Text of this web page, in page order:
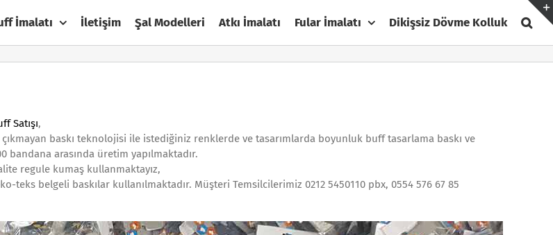
İmalatı İletişim Şal Modelleri Atkı İmalatı Fular İmalatı Dikişsiz Dövme Kolluk
Satışı,
baskı teknolojisi ile istediğiniz renklerde ve tasarımlarda boyunluk buff tasarlama baskı ve
bandana arasında üretim yapılmaktadır.
regule kumaş kullanmaktayız,
teks belgeli baskılar kullanılmaktadır. Müşteri Temsilcilerimiz 0212 5450110 pbx, 0554 576 67 85